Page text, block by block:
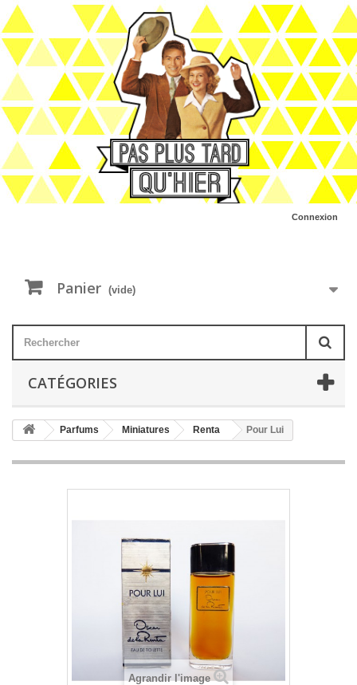
Connexion
Panier (vide)
CATÉGORIES
Parfums Miniatures Renta Pour Lui
Agrandir l'image